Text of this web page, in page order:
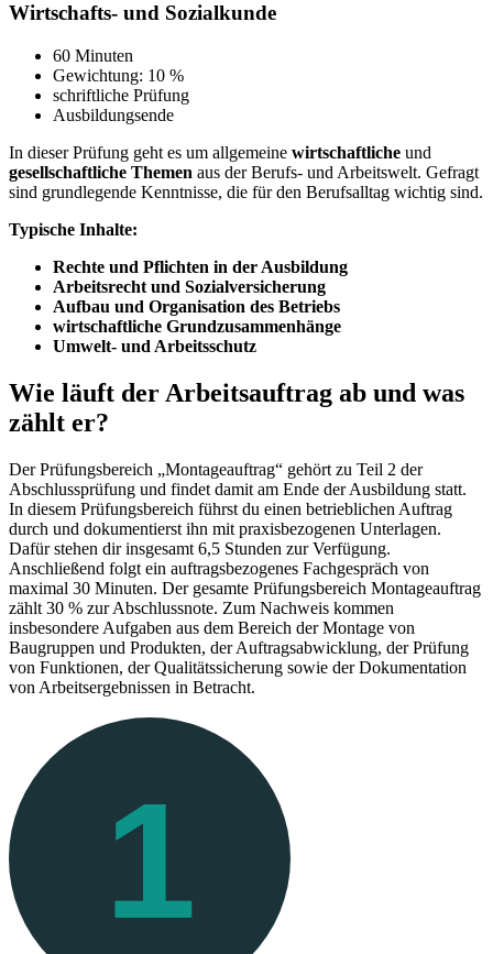
Wirtschafts- und Sozialkunde
60 Minuten
Gewichtung: 10 %
schriftliche Prüfung
Ausbildungsende
In dieser Prüfung geht es um allgemeine wirtschaftliche und
gesellschaftliche Themen aus der Berufs- und Arbeitswelt. Gefragt
sind grundlegende Kenntnisse, die für den Berufsalltag wichtig sind.
Typische Inhalte:
Rechte und Pflichten in der Ausbildung
Arbeitsrecht und Sozialversicherung
Aufbau und Organisation des Betriebs
wirtschaftliche Grundzusammenhänge
Umwelt- und Arbeitsschutz
Wie läuft der Arbeitsauftrag ab und was
zählt er?
Der Prüfungsbereich „Montageauftrag“ gehört zu Teil 2 der
Abschlussprüfung und findet damit am Ende der Ausbildung statt.
In diesem Prüfungsbereich führst du einen betrieblichen Auftrag
durch und dokumentierst ihn mit praxisbezogenen Unterlagen.
Dafür stehen dir insgesamt 6,5 Stunden zur Verfügung.
Anschließend folgt ein auftragsbezogenes Fachgespräch von
maximal 30 Minuten. Der gesamte Prüfungsbereich Montageauftrag
zählt 30 % zur Abschlussnote. Zum Nachweis kommen
insbesondere Aufgaben aus dem Bereich der Montage von
Baugruppen und Produkten, der Auftragsabwicklung, der Prüfung
von Funktionen, der Qualitätssicherung sowie der Dokumentation
von Arbeitsergebnissen in Betracht.
1